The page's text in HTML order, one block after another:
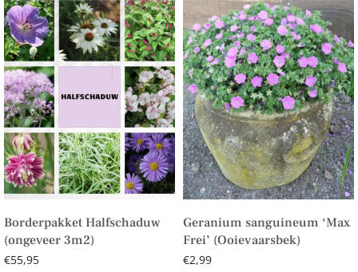
Borderpakket Halfschaduw
(ongeveer 3m2)
€55,95
Geranium sanguineum ‘Max
Frei’ (Ooievaarsbek)
€2,99